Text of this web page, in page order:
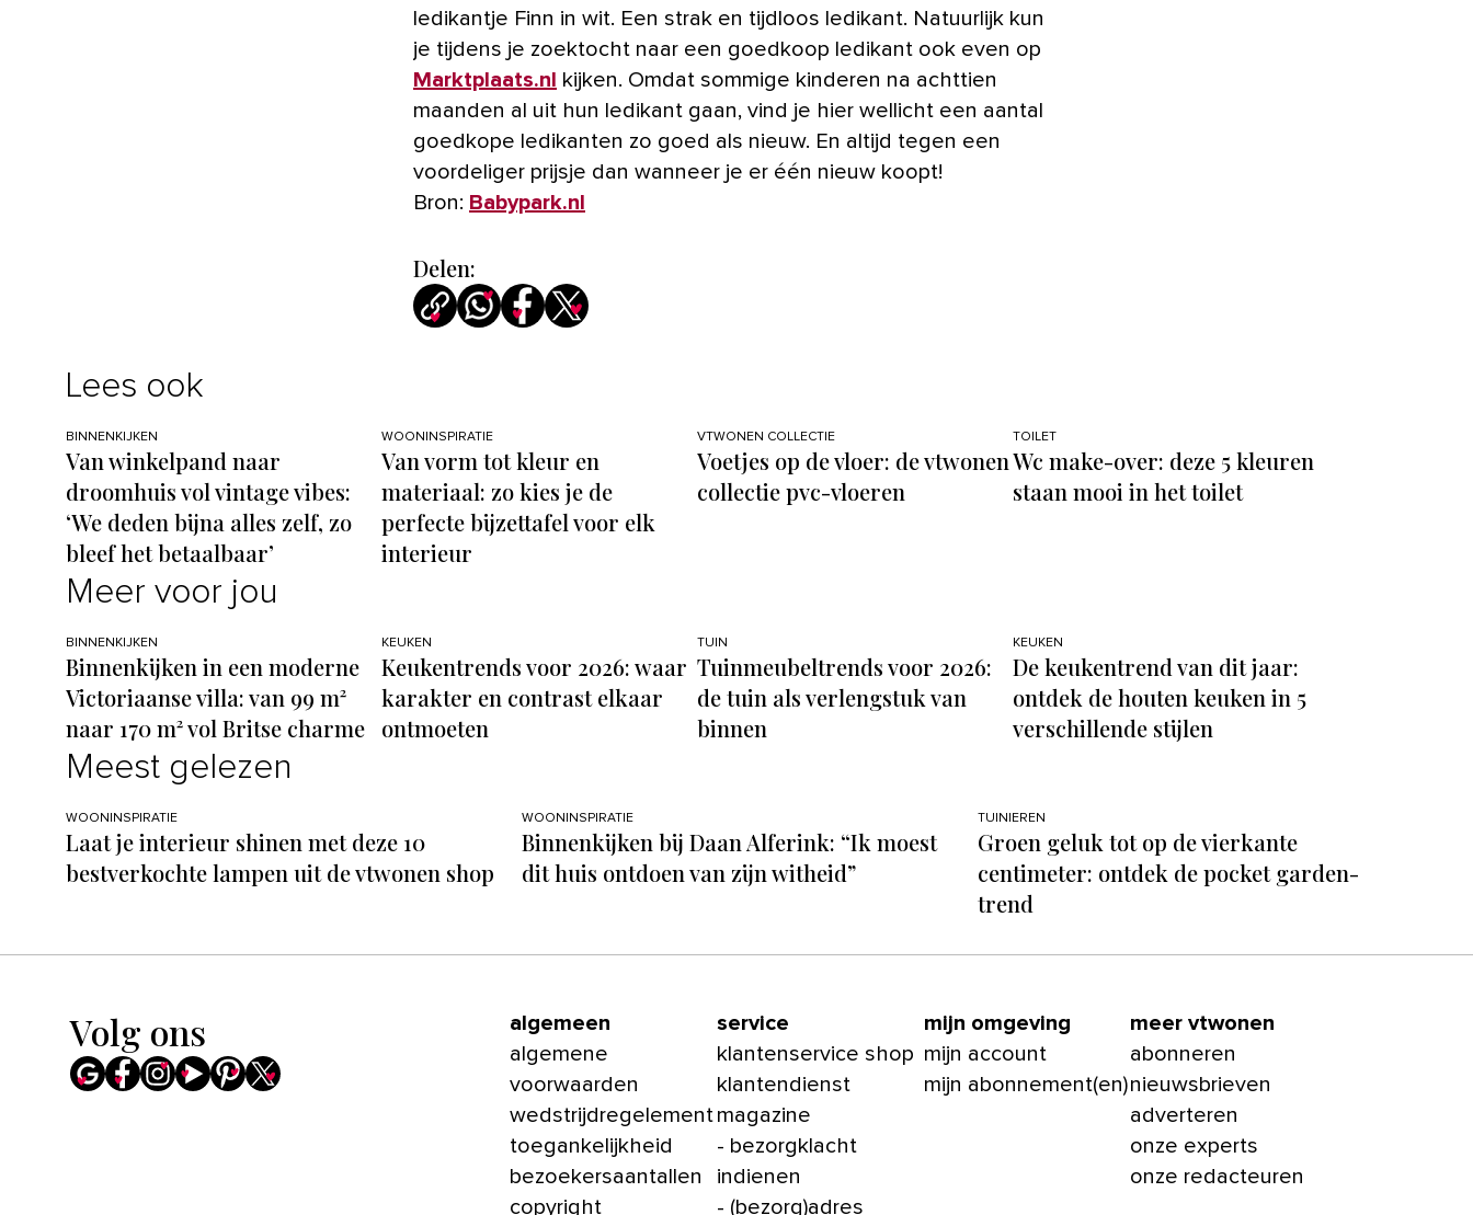
ledikantje Finn in wit. Een strak en tijdloos ledikant. Natuurlijk kun
je tijdens je zoektocht naar een goedkoop ledikant ook even op
Marktplaats.nl kijken. Omdat sommige kinderen na achttien
maanden al uit hun ledikant gaan, vind je hier wellicht een aantal
goedkope ledikanten zo goed als nieuw. En altijd tegen een
voordeliger prijsje dan wanneer je er één nieuw koopt!
Bron: Babypark.nl
Delen:
Lees ook
BINNENKIJKEN
Van winkelpand naar
droomhuis vol vintage vibes:
‘We deden bijna alles zelf, zo
bleef het betaalbaar’
WOONINSPIRATIE
Van vorm tot kleur en
materiaal: zo kies je de
perfecte bijzettafel voor elk
interieur
VTWONEN COLLECTIE
Voetjes op de vloer: de vtwonen
collectie pvc-vloeren
TOILET
Wc make-over: deze 5 kleuren
staan mooi in het toilet
Meer voor jou
BINNENKIJKEN
Binnenkijken in een moderne
Victoriaanse villa: van 99 m²
naar 170 m² vol Britse charme
KEUKEN
Keukentrends voor 2026: waar
karakter en contrast elkaar
ontmoeten
TUIN
Tuinmeubeltrends voor 2026:
de tuin als verlengstuk van
binnen
KEUKEN
De keukentrend van dit jaar:
ontdek de houten keuken in 5
verschillende stijlen
Meest gelezen
WOONINSPIRATIE
Laat je interieur shinen met deze 10
bestverkochte lampen uit de vtwonen shop
WOONINSPIRATIE
Binnenkijken bij Daan Alferink: “Ik moest
dit huis ontdoen van zijn witheid”
TUINIEREN
Groen geluk tot op de vierkante
centimeter: ontdek de pocket garden-
trend
Volg ons
algemeen
algemene
voorwaarden
wedstrijdregelement
toegankelijkheid
bezoekersaantallen
copyright
service
klantenservice shop
klantendienst
magazine
- bezorgklacht
indienen
- (bezorg)adres
mijn omgeving
mijn account
mijn abonnement(en)
meer vtwonen
abonneren
nieuwsbrieven
adverteren
onze experts
onze redacteuren